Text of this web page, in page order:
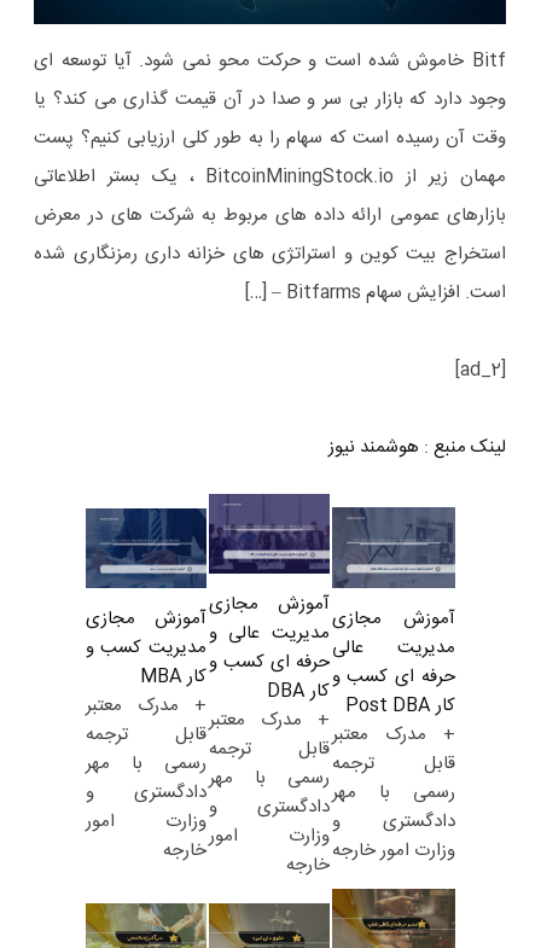
Bitf خاموش شده است و حرکت محو نمی شود. آیا توسعه ای
وجود دارد که بازار بی سر و صدا در آن قیمت گذاری می کند؟ یا
وقت آن رسیده است که سهام را به طور کلی ارزیابی کنیم؟ پست
مهمان زیر از BitcoinMiningStock.io ، یک بستر اطلاعاتی
بازارهای عمومی ارائه داده های مربوط به شرکت های در معرض
استخراج بیت کوین و استراتژی های خزانه داری رمزنگاری شده
است. افزایش سهام Bitfarms – […]
[ad_2]
لینک منبع : هوشمند نیوز
آموزش مجازی
مدیریت عالی
حرفه ای کسب و
کار Post DBA
+ مدرک معتبر
قابل ترجمه
رسمی با مهر
دادگستری و
وزارت امور خارجه
آموزش مجازی
مدیریت عالی و
حرفه ای کسب و
کار DBA
+ مدرک معتبر
قابل ترجمه
رسمی با مهر
دادگستری و
وزارت امور
خارجه
آموزش مجازی
مدیریت کسب و
کار MBA
+ مدرک معتبر
قابل ترجمه
رسمی با مهر
دادگستری و
وزارت امور
خارجه